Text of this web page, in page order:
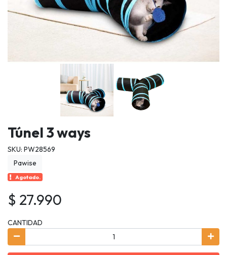
Túnel 3 ways
SKU: PW28569
Pawise
Agotado.
$ 27.990
CANTIDAD